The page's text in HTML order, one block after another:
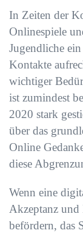
In Zeiten der
Onlinespiele
Jugendliche
Kontakte
wichtiger
ist zumindest
2020 stark
über das
Online
diese
Wenn eine
Akzeptanz und
befördern, das